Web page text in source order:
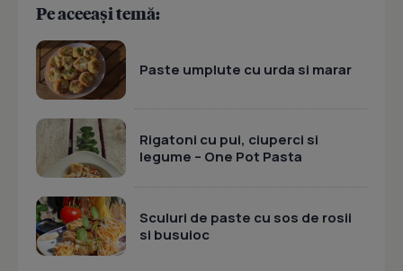
Pe aceeași temă:
Paste umplute cu urda si marar
Rigatoni cu pui, ciuperci si
legume – One Pot Pasta
Sculuri de paste cu sos de rosii
si busuioc